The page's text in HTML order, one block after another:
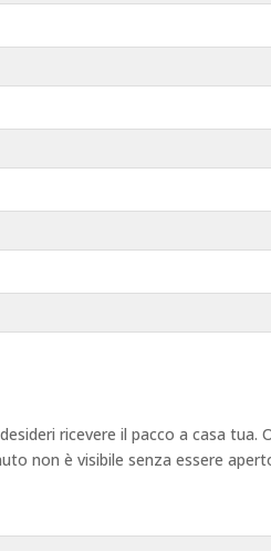
ricevere il pacco a casa tua.
non è visibile senza essere